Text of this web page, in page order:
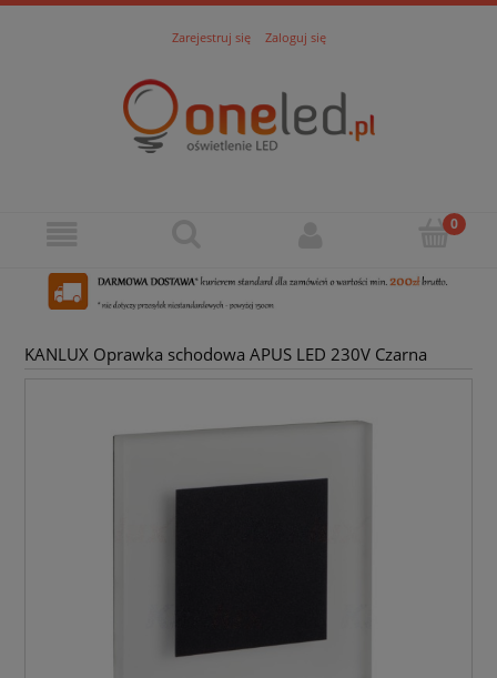
Zarejestruj się Zaloguj się
KANLUX Oprawka schodowa APUS LED 230V Czarna